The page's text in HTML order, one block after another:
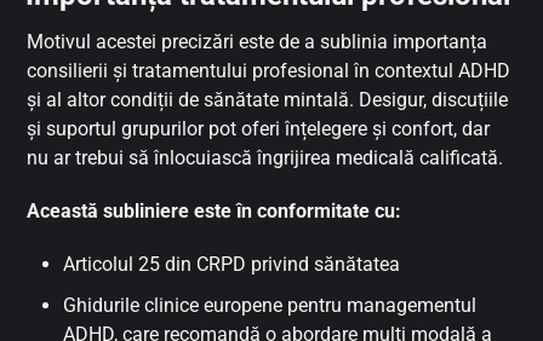
Motivul acestei precizări este de a sublinia importanța
consilierii și tratamentului profesional în contextul ADHD
și al altor condiții de sănătate mintală. Desigur, discuțiile
și suportul grupurilor pot oferi înțelegere și confort, dar
nu ar trebui să înlocuiască îngrijirea medicală calificată.
Această subliniere este în conformitate cu:
Articolul 25 din CRPD privind sănătatea
Ghidurile clinice europene pentru managementul
ADHD, care recomandă o abordare multi modală a